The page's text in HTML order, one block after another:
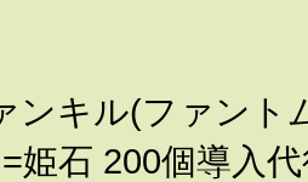
ンキル(ファント
姫石 200個導入